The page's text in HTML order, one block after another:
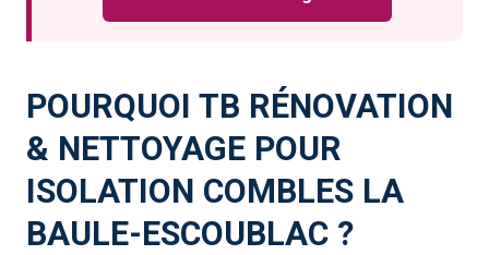
POURQUOI TB RÉNOVATION
& NETTOYAGE POUR
ISOLATION COMBLES LA
BAULE-ESCOUBLAC ?